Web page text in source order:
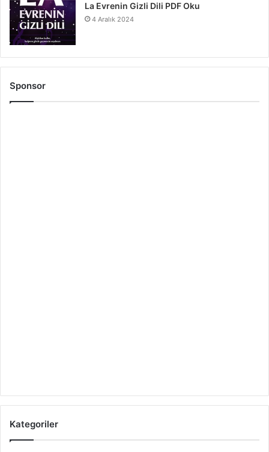
La Evrenin Gizli Dili PDF Oku
4 Aralık 2024
Sponsor
Kategoriler